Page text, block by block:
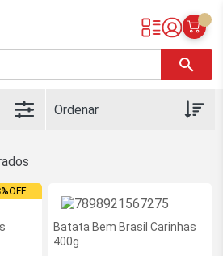
Online
search
OFF
Batata Bem Brasil Carinhas
400g